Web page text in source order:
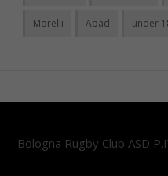
Morelli Abad under
Bologna Rugby Club ASD